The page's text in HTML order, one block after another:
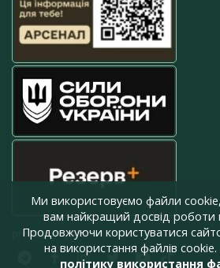
press@armyinform.com.ua
Ми використовуємо файли
вам найкращий досвід роботи
Продовжуючи користуватися
на використання файлів
політику використання